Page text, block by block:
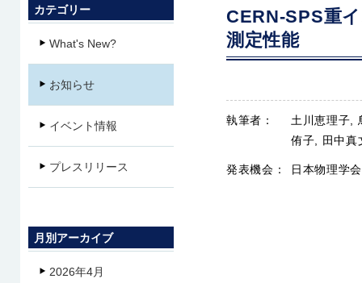
CERN-SPS重
測定性能
執筆者：
土川恵理子,
侑子, 田中真
発表機会： 日本物理学
カテゴリー
What's New?
お知らせ
イベント情報
プレスリリース
月別アーカイブ
2026年4月